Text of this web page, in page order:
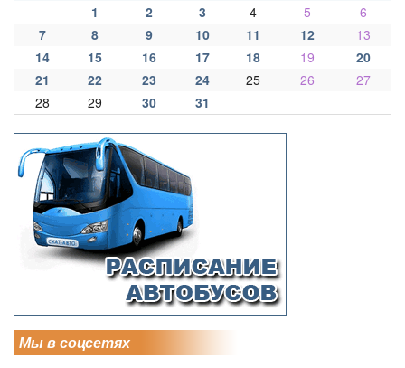
1
2 3 4 5
6
7
8 9 10 11 12
13
14
15 16 17 18 19
20
21
22 23 24 25 26
27
28
29 30 31
Мы в соцсетях